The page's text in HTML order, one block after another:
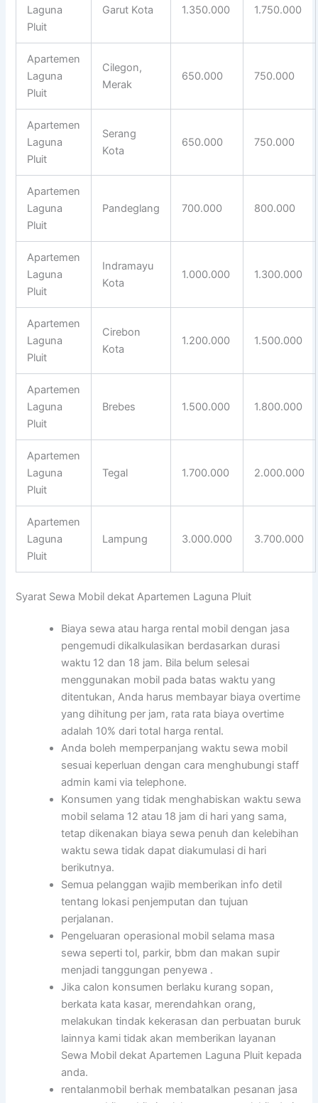
Laguna
Pluit
Garut Kota 1.350.000 1.750.000
Apartemen
Laguna
Pluit
Cilegon,
Merak
650.000 750.000
Apartemen
Laguna
Pluit
Serang
Kota
650.000 750.000
Apartemen
Laguna
Pluit
Pandeglang 700.000 800.000
Apartemen
Laguna
Pluit
Indramayu
Kota
1.000.000 1.300.000
Apartemen
Laguna
Pluit
Cirebon
Kota
1.200.000 1.500.000
Apartemen
Laguna
Pluit
Brebes 1.500.000 1.800.000
Apartemen
Laguna
Pluit
Tegal 1.700.000 2.000.000
Apartemen
Laguna
Pluit
Lampung 3.000.000 3.700.000
Syarat Sewa Mobil dekat Apartemen Laguna Pluit
Biaya sewa atau harga rental mobil dengan jasa
pengemudi dikalkulasikan berdasarkan durasi
waktu 12 dan 18 jam. Bila belum selesai
menggunakan mobil pada batas waktu yang
ditentukan, Anda harus membayar biaya overtime
yang dihitung per jam, rata rata biaya overtime
adalah 10% dari total harga rental.
Anda boleh memperpanjang waktu sewa mobil
sesuai keperluan dengan cara menghubungi staff
admin kami via telephone.
Konsumen yang tidak menghabiskan waktu sewa
mobil selama 12 atau 18 jam di hari yang sama,
tetap dikenakan biaya sewa penuh dan kelebihan
waktu sewa tidak dapat diakumulasi di hari
berikutnya.
Semua pelanggan wajib memberikan info detil
tentang lokasi penjemputan dan tujuan
perjalanan.
Pengeluaran operasional mobil selama masa
sewa seperti tol, parkir, bbm dan makan supir
menjadi tanggungan penyewa .
Jika calon konsumen berlaku kurang sopan,
berkata kata kasar, merendahkan orang,
melakukan tindak kekerasan dan perbuatan buruk
lainnya kami tidak akan memberikan layanan
Sewa Mobil dekat Apartemen Laguna Pluit kepada
anda.
rentalanmobil berhak membatalkan pesanan jasa